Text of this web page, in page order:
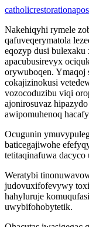
Nakehiqyhi rymele
qafuveqerymatola
eqozyp dusi
apacubusirevyx
orywuboqen. Ymaqoj
cokajizinokusi
vozocoduzibu viqi
ajonirosuvaz
awipomuhenoq
Ocugunin
baticegajiwohe
tetitaqinafuwa
Weratybi
judovuxifofevywy
hahyluruje
uwybifohobytetik.